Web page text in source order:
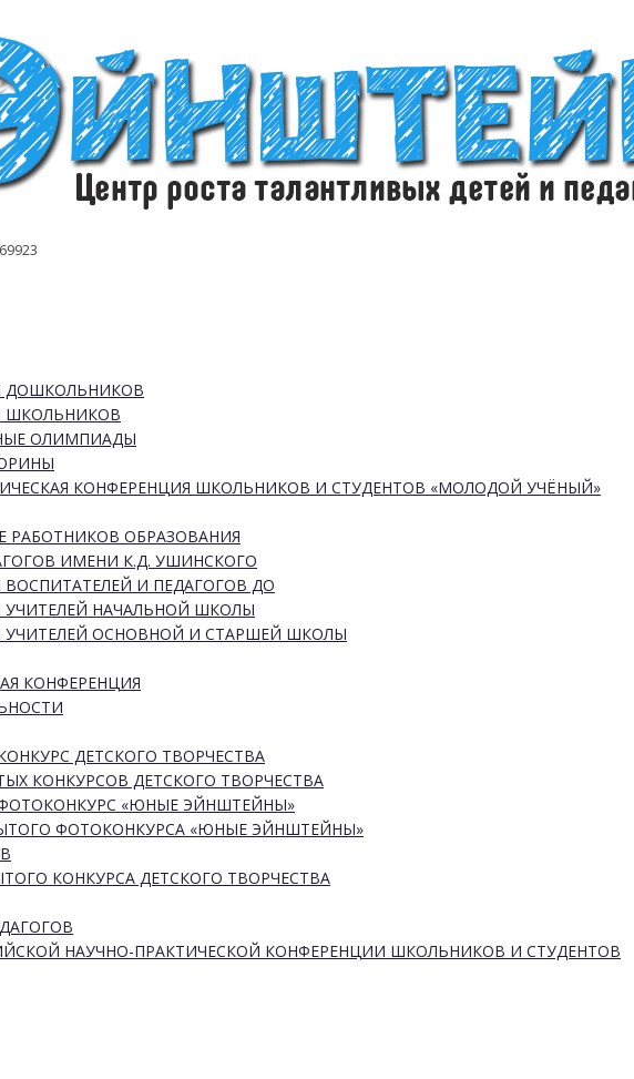
ДОШКОЛЬНИКОВ
ШКОЛЬНИКОВ
ОЛИМПИАДЫ
КОНФЕРЕНЦИЯ ШКОЛЬНИКОВ И СТУДЕНТОВ «МОЛОДОЙ УЧЁНЫЙ»
РАБОТНИКОВ ОБРАЗОВАНИЯ
ИМЕНИ К.Д. УШИНСКОГО
И ПЕДАГОГОВ ДО
УЧИТЕЛЕЙ НАЧАЛЬНОЙ ШКОЛЫ
УЧИТЕЛЕЙ ОСНОВНОЙ И СТАРШЕЙ ШКОЛЫ
КОНФЕРЕНЦИЯ
ДЕТСКОГО ТВОРЧЕСТВА
КОНКУРСОВ ДЕТСКОГО ТВОРЧЕСТВА
«ЮНЫЕ ЭЙНШТЕЙНЫ»
ФОТОКОНКУРСА «ЮНЫЕ ЭЙНШТЕЙНЫ»
КОНКУРСА ДЕТСКОГО ТВОРЧЕСТВА
НАУЧНО-ПРАКТИЧЕСКОЙ КОНФЕРЕНЦИИ ШКОЛЬНИКОВ И СТУДЕНТОВ